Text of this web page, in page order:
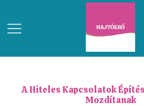
A Hiteles Kapcsolatok
Mozdítanak